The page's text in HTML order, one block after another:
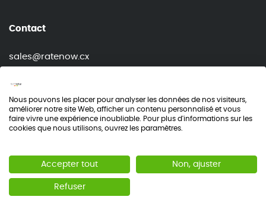
Contact
sales@ratenow.cx
© RateNow 2026
NPS®, Net Promoter® Score sont des marques déposées PAR
Systems, Inc., Bain & Company et Fred Reichheld.
Nous pouvons les placer pour analyser les données de nos visiteurs,
améliorer notre site Web, afficher un contenu personnalisé et vous
faire vivre une expérience inoubliable. Pour plus d'informations sur les
cookies que nous utilisons, ouvrez les paramètres.
Accepter tout Non, ajuster
Refuser